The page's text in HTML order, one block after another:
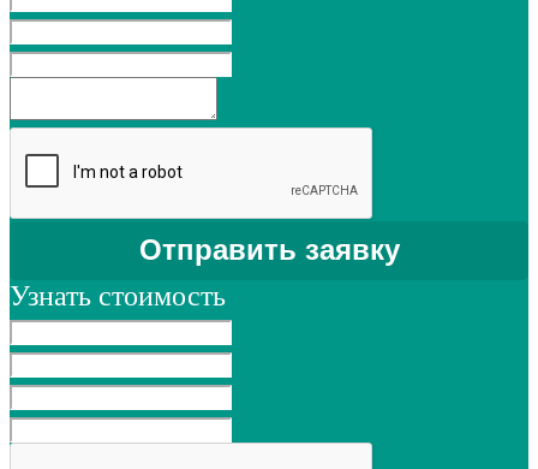
Узнать стоимость